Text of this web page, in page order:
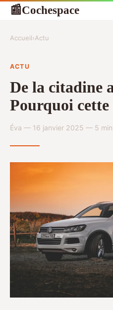
📰Cochespace
Accueil›Actu
ACTU
De la citadine
Pourquoi cette
Éva — 16 janvier 2025 — 5